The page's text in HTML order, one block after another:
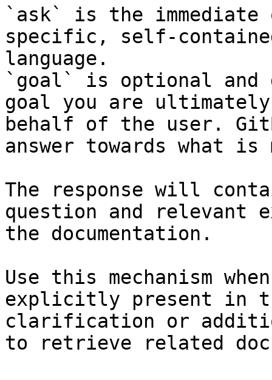
`ask` is the
specific, self-
language.
`goal` is optional and
goal you are
behalf of the user.
answer towards what
The response will
question and relevant
the documentation.
Use this mechanism
explicitly present in
clarification or